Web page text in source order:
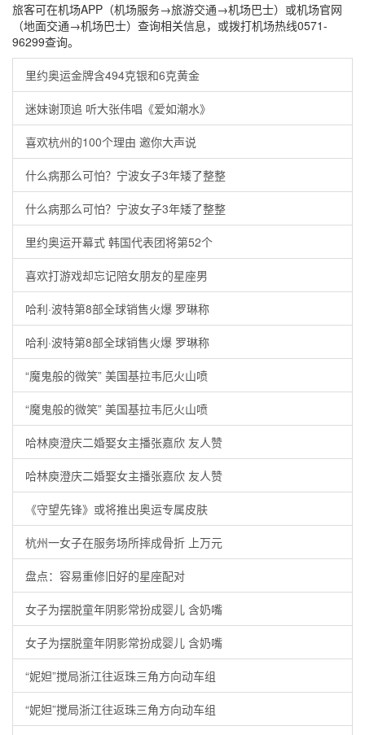
旅客可在机场APP（机场服务→旅游交通→机场巴士）或机场官网
（地面交通→机场巴士）查询相关信息，或拨打机场热线0571-
96299查询。
里约奥运金牌含494克银和6克黄金
迷妹谢顶追 听大张伟唱《爱如潮水》
喜欢杭州的100个理由 邀你大声说
什么病那么可怕？宁波女子3年矮了整整
什么病那么可怕？宁波女子3年矮了整整
里约奥运开幕式 韩国代表团将第52个
喜欢打游戏却忘记陪女朋友的星座男
哈利·波特第8部全球销售火爆 罗琳称
哈利·波特第8部全球销售火爆 罗琳称
“魔鬼般的微笑” 美国基拉韦厄火山喷
“魔鬼般的微笑” 美国基拉韦厄火山喷
哈林庾澄庆二婚娶女主播张嘉欣 友人赞
哈林庾澄庆二婚娶女主播张嘉欣 友人赞
《守望先锋》或将推出奥运专属皮肤
杭州一女子在服务场所摔成骨折 上万元
盘点：容易重修旧好的星座配对
女子为摆脱童年阴影常扮成婴儿 含奶嘴
女子为摆脱童年阴影常扮成婴儿 含奶嘴
“妮妲”搅局浙江往返珠三角方向动车组
“妮妲”搅局浙江往返珠三角方向动车组